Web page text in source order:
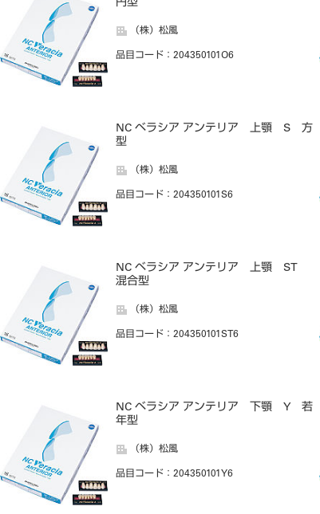
円型
（株）松風
品目コード ：204350101O6
NC ベラシア アンテリア 上顎 S 方
型
（株）松風
品目コード ：204350101S6
NC ベラシア アンテリア 上顎 ST
混合型
（株）松風
品目コード ：204350101ST6
NC ベラシア アンテリア 下顎 Y 若
年型
（株）松風
品目コード ：204350101Y6